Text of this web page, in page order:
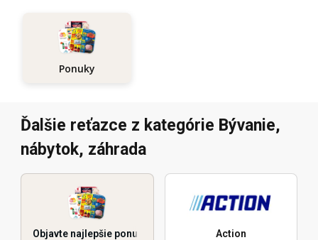
Ponuky
Ďalšie reťazce z kategórie Bývanie,
nábytok, záhrada
Objavte najlepšie ponuky Action